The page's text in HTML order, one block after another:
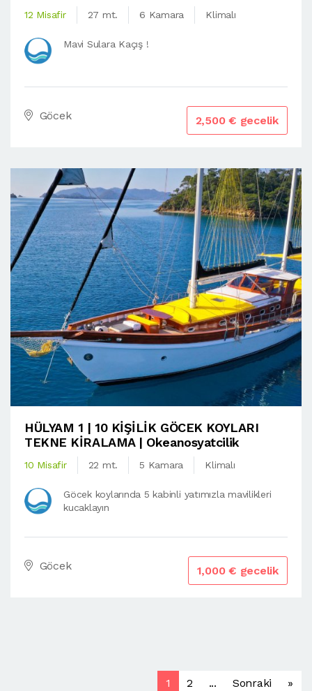
12 Misafir 27 mt. 6 Kamara Klimalı
Mavi Sulara Kaçış !
Göcek 2,500 € gecelik
HÜLYAM 1 | 10 KİŞİLİK GÖCEK KOYLARI
TEKNE KİRALAMA | Okeanosyatcilik
10 Misafir 22 mt. 5 Kamara Klimalı
Göcek koylarında 5 kabinli yatımızla mavilikleri
kucaklayın
Göcek 1,000 € gecelik
1 2 ... Sonraki »